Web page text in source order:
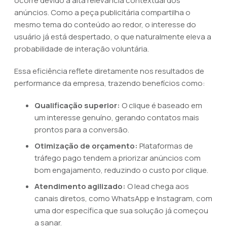
anúncios. Como a peça publicitária compartilha o
mesmo tema do conteúdo ao redor, o interesse do
usuário já está despertado, o que naturalmente eleva a
probabilidade de interação voluntária.
Essa eficiência reflete diretamente nos resultados de
performance da empresa, trazendo benefícios como:
Qualificação superior: O clique é baseado em
um interesse genuíno, gerando contatos mais
prontos para a conversão.
Otimização de orçamento: Plataformas de
tráfego pago tendem a priorizar anúncios com
bom engajamento, reduzindo o custo por clique.
Atendimento agilizado: O lead chega aos
canais diretos, como WhatsApp e Instagram, com
uma dor específica que sua solução já começou
a sanar.